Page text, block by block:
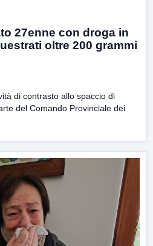
27enne con droga in
oltre 200 grammi
di contrasto allo spaccio di
del Comando Provinciale dei